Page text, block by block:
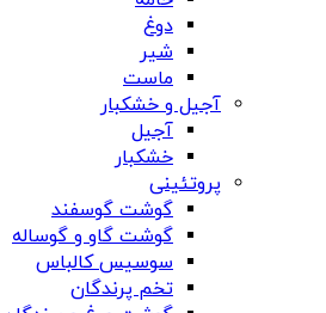
دوغ
شیر
ماست
آجیل و خشکبار
آجیل
خشکبار
پروتئینی
گوشت گوسفند
گوشت گاو و گوساله
سوسیس کالباس
تخم پرندگان